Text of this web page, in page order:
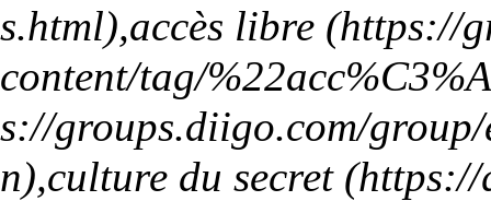
,accès libre
,culture du secret